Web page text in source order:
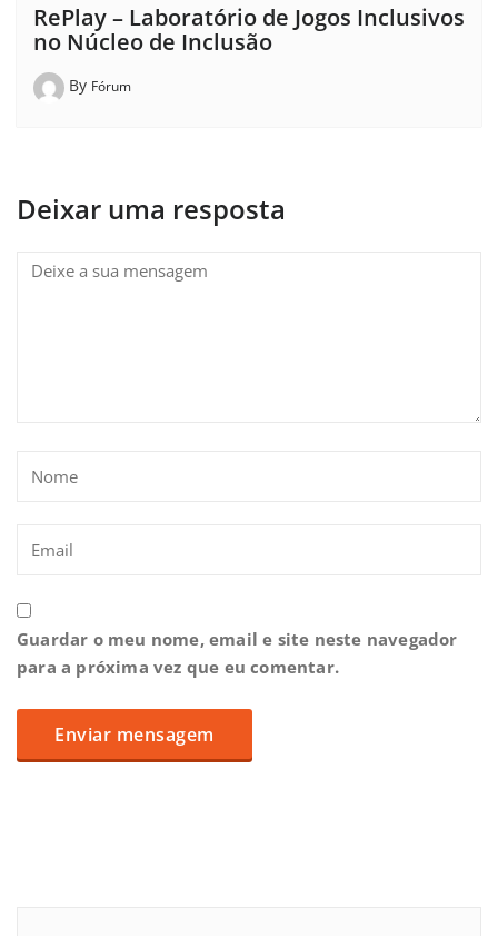
RePlay – Laboratório de Jogos Inclusivos
no Núcleo de Inclusão
By Fórum
Deixar uma resposta
Guardar o meu nome, email e site neste navegador
para a próxima vez que eu comentar.